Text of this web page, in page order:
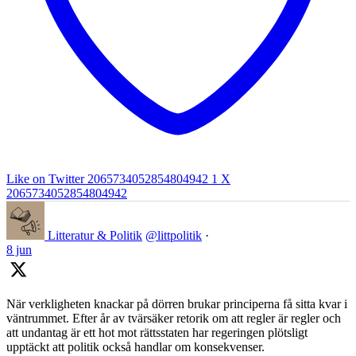
Like on Twitter 2065734052854804942 1 X
2065734052854804942
Litteratur & Politik @littpolitik ·
8 jun
När verkligheten knackar på dörren brukar principerna få sitta kvar i
väntrummet. Efter år av tvärsäker retorik om att regler är regler och
att undantag är ett hot mot rättsstaten har regeringen plötsligt
upptäckt att politik också handlar om konsekvenser.